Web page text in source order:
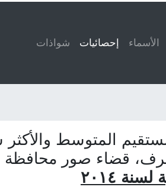
الأسماء إحصائيات شواذات
المتوسط والأكثر
قضاء صور
٢٠١٤